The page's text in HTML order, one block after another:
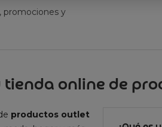
promociones y
tienda online de
productos outlet